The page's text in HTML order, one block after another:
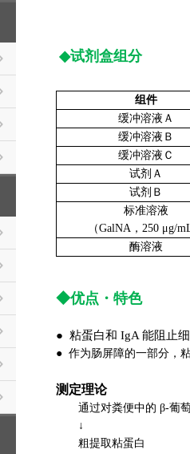
◆试剂盒组分
组件
缓冲溶液Ａ
缓冲溶液Ｂ
缓冲溶液Ｃ
试剂Ａ
试剂Ｂ
标准溶液
（GalNA，250 μg/
酶溶液
◆优点 ・ 特色
● 粘蛋白和 IgA 能阻止
● 作为肠屏障的一部分，
测定理论
通过对粪便中的 β-葡萄
↓
粗提取粘蛋白